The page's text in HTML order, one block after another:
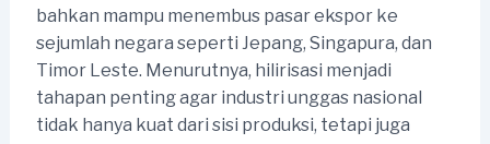
bahkan mampu menembus pasar ekspor ke
sejumlah negara seperti Jepang, Singapura, dan
Timor Leste. Menurutnya, hilirisasi menjadi
tahapan penting agar industri unggas nasional
tidak hanya kuat dari sisi produksi, tetapi juga